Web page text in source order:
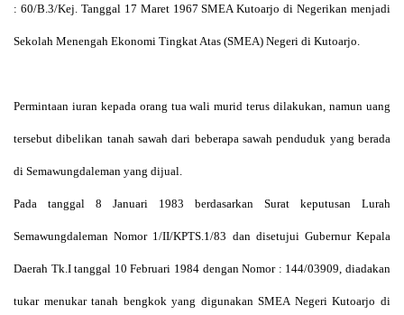
: 60/B.3/Kej. Tanggal 17 Maret 1967 SMEA Kutoarjo di Negerikan menjadi
Sekolah Menengah Ekonomi Tingkat Atas (SMEA) Negeri di Kutoarjo.
Permintaan iuran kepada orang tua wali murid terus dilakukan, namun uang
tersebut dibelikan tanah sawah dari beberapa sawah penduduk yang berada
di Semawungdaleman yang dijual.
Pada tanggal 8 Januari 1983 berdasarkan Surat keputusan Lurah
Semawungdaleman Nomor 1/II/KPTS.1/83 dan disetujui Gubernur Kepala
Daerah Tk.I tanggal 10 Februari 1984 dengan Nomor : 144/03909, diadakan
tukar menukar tanah bengkok yang digunakan SMEA Negeri Kutoarjo di